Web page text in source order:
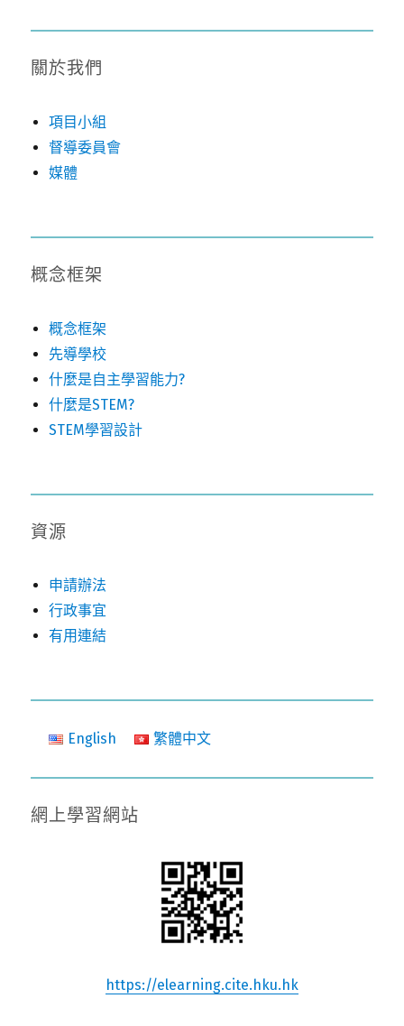
關於我們
項目小組
督導委員會
媒體
概念框架
概念框架
先導學校
什麼是自主學習能力?
什麼是STEM?
STEM學習設計
資源
申請辦法
行政事宜
有用連結
English 繁體中文
網上學習網站
https://elearning.cite.hku.hk